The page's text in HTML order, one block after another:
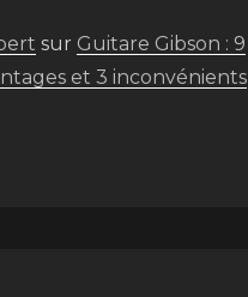
sur Guitare Gibson : 9
et 3 inconvénients